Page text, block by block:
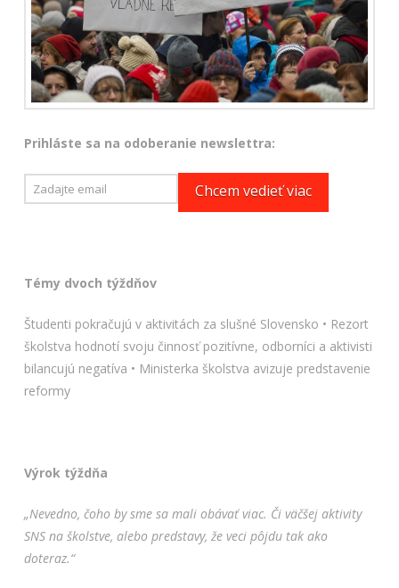
Prihláste sa na odoberanie newslettra:
Témy dvoch týždňov
Študenti pokračujú v aktivitách za slušné Slovensko • Rezort
školstva hodnotí svoju činnosť pozitívne, odborníci a aktivisti
bilancujú negatíva • Ministerka školstva avizuje predstavenie
reformy
Výrok týždňa
„Nevedno, čoho by sme sa mali obávať viac. Či väčšej aktivity
SNS na školstve, alebo predstavy, že veci pôjdu tak ako
doteraz.“